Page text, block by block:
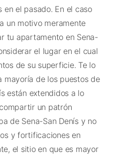
el pasado. En el caso
un motivo meramente
tu apartamento en Sena-
el lugar en el cual
de su superficie. Te lo
mayoría de los puestos de
están extendidos a lo
un patrón
de Sena-San Denís y no
y fortificaciones en
el sitio en que es mayor